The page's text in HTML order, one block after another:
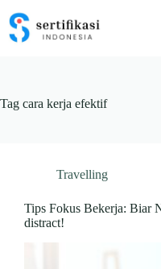
content
Tag cara kerja efektif
Travelling
Tips Fokus Bekerja: Biar
distract!